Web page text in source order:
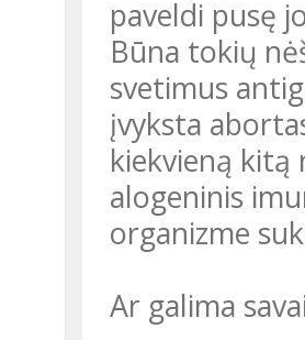
paveldi pusę
Būna tokių
svetimus
įvyksta
kiekvieną kitą
alogeninis
organizme
Ar galima